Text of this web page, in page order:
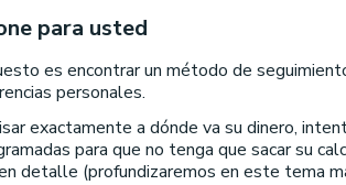
para usted
es encontrar un método de
personales.
exactamente a dónde va su dinero,
para que no tenga que sacar su
detalle (profundizaremos en este tema